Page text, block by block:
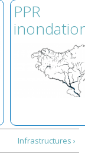
PPR
Infrastructures ›